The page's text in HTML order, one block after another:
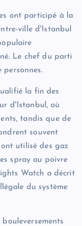
ont participé à la
ville d'Istanbul
Le chef du parti
la fin des
d'Istanbul, où
tandis que de
souvent
utilisé des gaz
spray au poivre
Watch a décrit
du système